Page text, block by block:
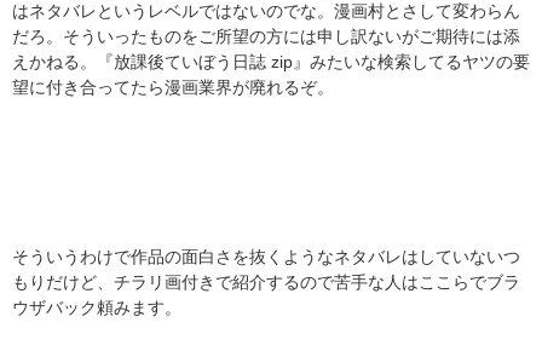
はネタバレというレベルではないのでな。漫画村とさして変わらん
だろ。そういったものをご所望の方には申し訳ないがご期待には添
えかねる。『放課後ていぼう日誌 zip』みたいな検索してるヤツの要
望に付き合ってたら漫画業界が廃れるぞ。
そういうわけで作品の面白さを抜くようなネタバレはしていないつ
もりだけど、チラリ画付きで紹介するので苦手な人はここらでブラ
ウザバック頼みます。